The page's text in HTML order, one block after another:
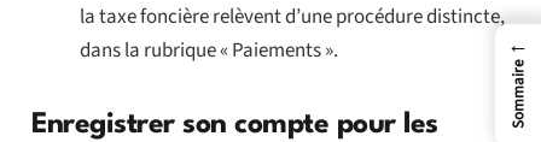
la taxe foncière relèvent d’une procédure distincte,
dans la rubrique « Paiements ».
Enregistrer son compte pour les
←
Sommaire